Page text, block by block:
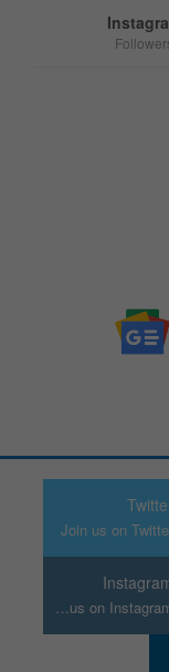
Join us on
Join us on Instagram